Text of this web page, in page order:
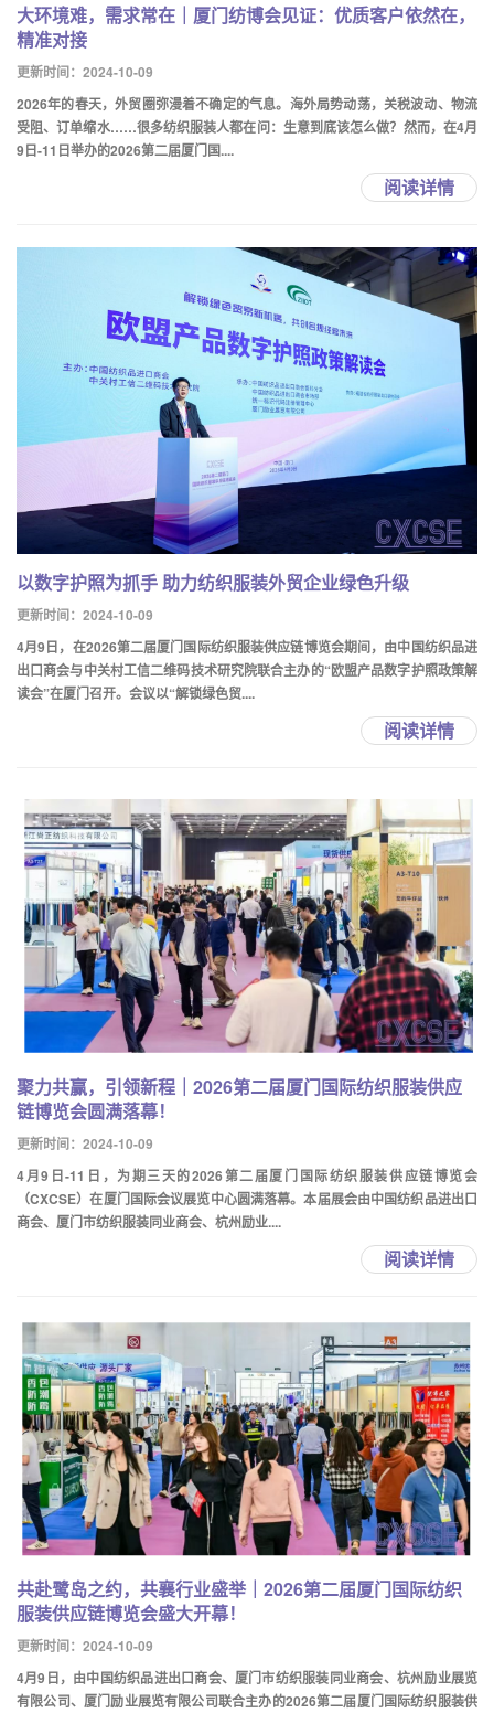
大环境难，需求常在｜厦门纺博会见证：优质客户依然在，
精准对接
更新时间：2024-10-09
2026年的春天，外贸圈弥漫着不确定的气息。海外局势动荡，关税波动、物流
受阻、订单缩水……很多纺织服装人都在问：生意到底该怎么做？然而，在4月
9日-11日举办的2026第二届厦门国....
阅读详情
以数字护照为抓手 助力纺织服装外贸企业绿色升级
更新时间：2024-10-09
4月9日，在2026第二届厦门国际纺织服装供应链博览会期间，由中国纺织品进
出口商会与中关村工信二维码技术研究院联合主办的“欧盟产品数字护照政策解
读会”在厦门召开。会议以“解锁绿色贸....
阅读详情
聚力共赢，引领新程｜2026第二届厦门国际纺织服装供应
链博览会圆满落幕！
更新时间：2024-10-09
4月9日-11日，为期三天的2026第二届厦门国际纺织服装供应链博览会
（CXCSE）在厦门国际会议展览中心圆满落幕。本届展会由中国纺织品进出口
商会、厦门市纺织服装同业商会、杭州励业....
阅读详情
共赴鹭岛之约，共襄行业盛举｜2026第二届厦门国际纺织
服装供应链博览会盛大开幕！
更新时间：2024-10-09
4月9日，由中国纺织品进出口商会、厦门市纺织服装同业商会、杭州励业展览
有限公司、厦门励业展览有限公司联合主办的2026第二届厦门国际纺织服装供